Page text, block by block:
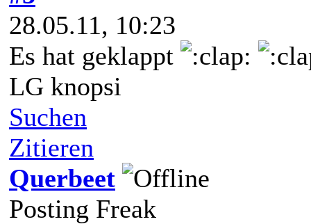
28.05.11, 10:23
Es hat geklappt
LG knopsi
Suchen
Zitieren
Querbeet
Posting Freak